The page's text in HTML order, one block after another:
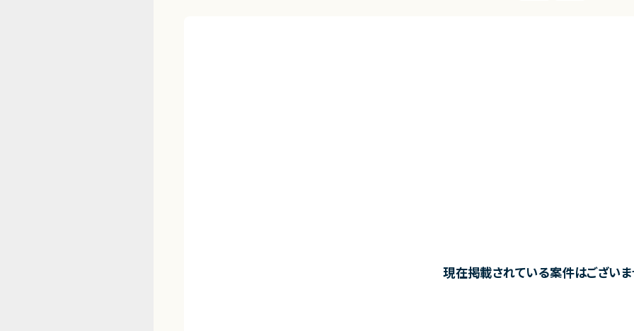
現在掲載されている案件はございま